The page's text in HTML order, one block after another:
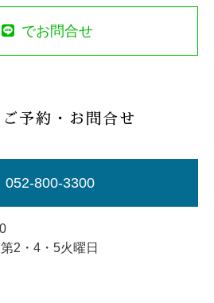
でお問合せ
予約・お問合せ
052-800-3300
2・4・5火曜日